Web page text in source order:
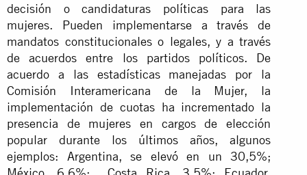
decisión o candidaturas políticas para las
mujeres. Pueden implementarse a través de
mandatos constitucionales o legales, y a través
de acuerdos entre los partidos políticos. De
acuerdo a las estadísticas manejadas por la
Comisión Interamericana de la Mujer, la
implementación de cuotas ha incrementado la
presencia de mujeres en cargos de elección
popular durante los últimos años, algunos
ejemplos: Argentina, se elevó en un 30,5%;